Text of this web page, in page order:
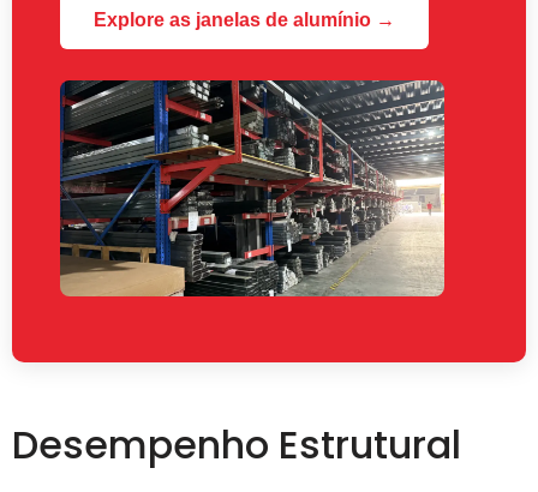
Explore as janelas de alumínio →
Desempenho Estrutural